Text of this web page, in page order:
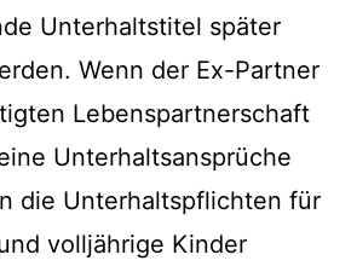
Unterhaltstitel später
Wenn der Ex-Partner
Lebenspartnerschaft
Unterhaltsansprüche
die Unterhaltspflichten für
volljährige Kinder